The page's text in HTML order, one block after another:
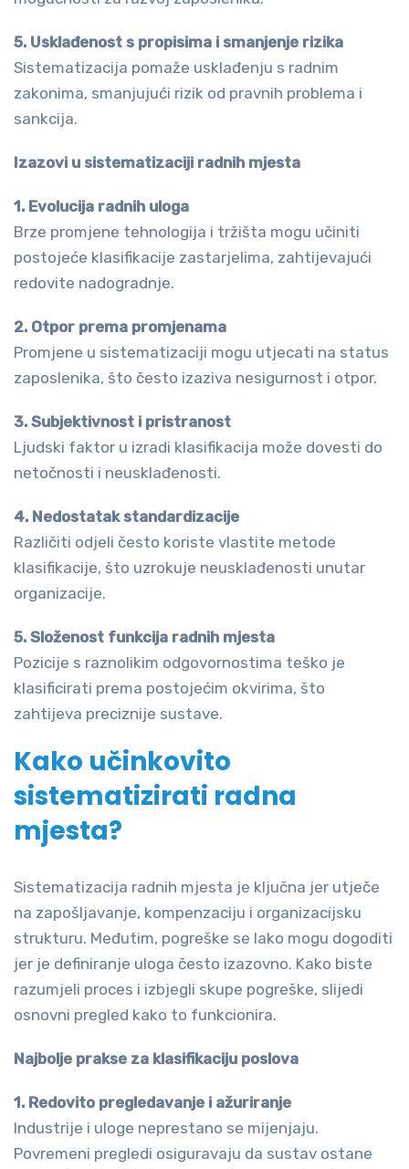
5. Usklađenost s propisima i smanjenje rizika
Sistematizacija pomaže usklađenju s radnim
zakonima, smanjujući rizik od pravnih problema i
sankcija.
Izazovi u sistematizaciji radnih mjesta
1. Evolucija radnih uloga
Brze promjene tehnologija i tržišta mogu učiniti
postojeće klasifikacije zastarjelima, zahtijevajući
redovite nadogradnje.
2. Otpor prema promjenama
Promjene u sistematizaciji mogu utjecati na status
zaposlenika, što često izaziva nesigurnost i otpor.
3. Subjektivnost i pristranost
Ljudski faktor u izradi klasifikacija može dovesti do
netočnosti i neusklađenosti.
4. Nedostatak standardizacije
Različiti odjeli često koriste vlastite metode
klasifikacije, što uzrokuje neusklađenosti unutar
organizacije.
5. Složenost funkcija radnih mjesta
Pozicije s raznolikim odgovornostima teško je
klasificirati prema postojećim okvirima, što
zahtijeva preciznije sustave.
Kako učinkovito
sistematizirati radna
mjesta?
Sistematizacija radnih mjesta je ključna jer utječe
na zapošljavanje, kompenzaciju i organizacijsku
strukturu. Međutim, pogreške se lako mogu dogoditi
jer je definiranje uloga često izazovno. Kako biste
razumjeli proces i izbjegli skupe pogreške, slijedi
osnovni pregled kako to funkcionira.
Najbolje prakse za klasifikaciju poslova
1. Redovito pregledavanje i ažuriranje
Industrije i uloge neprestano se mijenjaju.
Povremeni pregledi osiguravaju da sustav ostane